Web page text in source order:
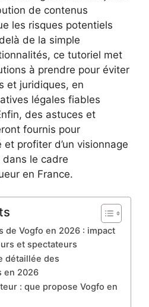
de contenus
les risques potentiels
de la simple
ce tutoriel met
à prendre pour éviter
et juridiques, en
légales fiables
des astuces et
fournis pour
profiter d’un visionnage
le cadre
en France.
de Vogfo en 2026 : impact
et spectateurs
détaillée des
en 2026
: que propose Vogfo en